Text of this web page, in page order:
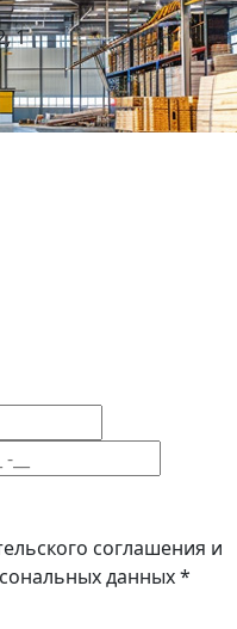
1
соглашения и
данных*